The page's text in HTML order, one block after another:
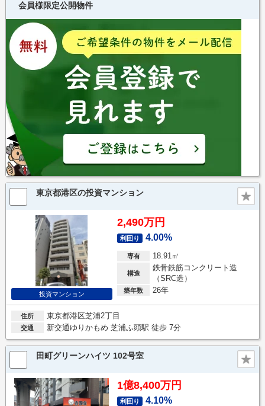
会員様限定公開物件
東京都港区の投資マンション
投資マンション
2,490万円
利回り 4.00%
専有 18.91㎡
構造
鉄骨鉄筋コンクリート造
（SRC造）
築年数 26年
住所 東京都港区芝浦2丁目
交通 新交通ゆりかもめ 芝浦ふ頭駅 徒歩 7分
田町グリーンハイツ 102号室
1億8,400万円
利回り 4.10%